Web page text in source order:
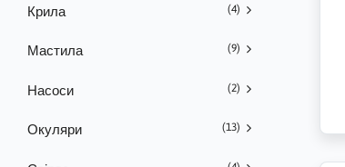
Крила (4)
Мастила (9)
Насоси (2)
Окуляри (13)